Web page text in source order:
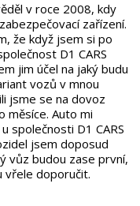
v roce 2008, kdy
zařízení.
že když jsem si po
D1 CARS
jim účel na jaký budu
vozů v mnou
jsme se na dovoz
měsíce. Auto mi
společnosti D1 CARS
jsem doposud
vůz budou zase první,
vřele doporučit.